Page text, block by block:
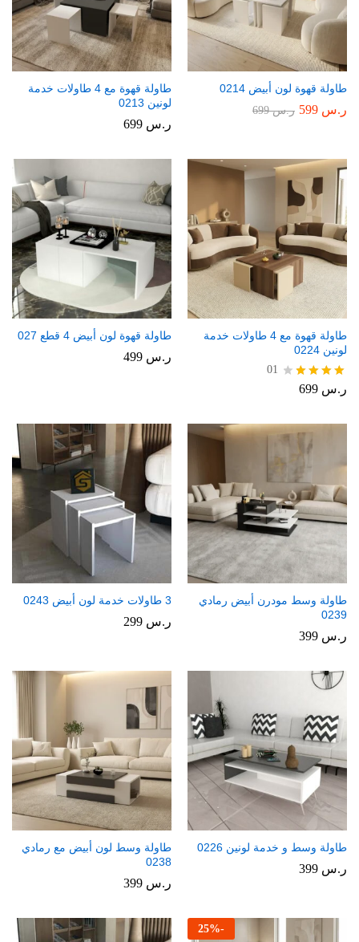
طاولة قهوة لون أبيض 0214
ر.س ر.س699
طاولة قهوة مع 4 طاولات خدمة
لونين 0213
ر.س
طاولة قهوة مع 4 طاولات خدمة
لونين 0224
تم
من 5
01
ر.س
طاولة قهوة لون أبيض 4 قطع 027
ر.س
طاولة وسط مودرن أبيض رمادي
0239
ر.س
3 طاولات خدمة لون أبيض 0243
ر.س
طاولة وسط و خدمة لونين 0226
ر.س
طاولة وسط لون أبيض مع رمادي
0238
ر.س
-
25%